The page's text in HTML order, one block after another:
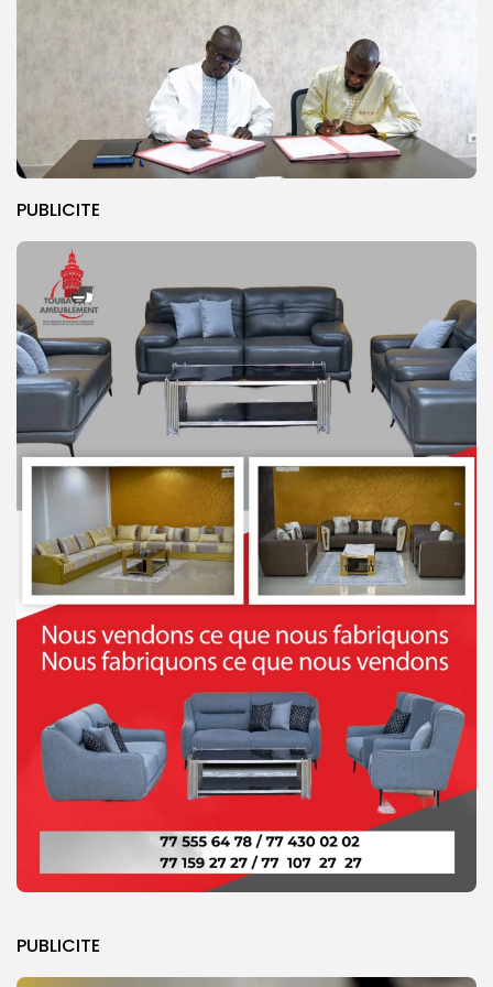
PUBLICITE
PUBLICITE